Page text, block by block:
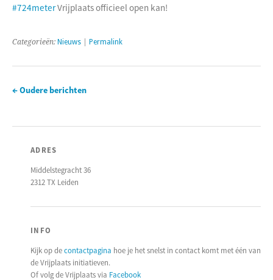
#724meterVrijplaats officieel open kan!
Categorieën: Nieuws Permalink
←Oudere berichten
ADRES
Middelstegracht 36
2312 TX Leiden
INFO
Kijk op decontactpagina hoe je het snelst in contact komt met één van
de Vrijplaats initiatieven.
Of volg de Vrijplaats via Facebook